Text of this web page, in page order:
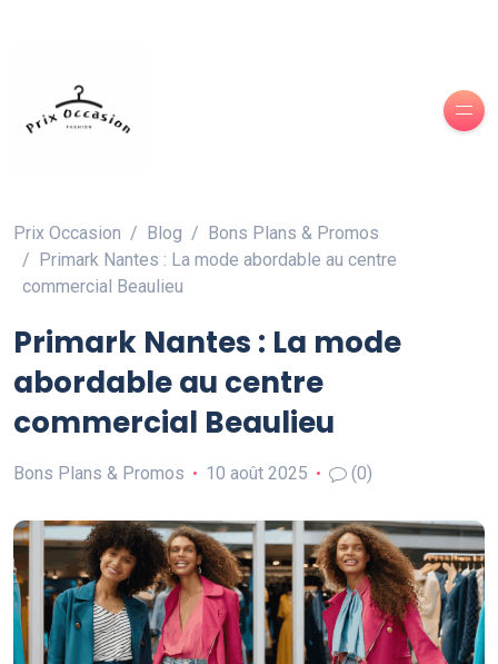
Prix Occasion Blog
Bons Plans & Promos
Primark Nantes : La mode abordable au centre
commercial Beaulieu
Primark Nantes : La mode
abordable au centre
commercial Beaulieu
Bons Plans & Promos 10 août 2025 (0)